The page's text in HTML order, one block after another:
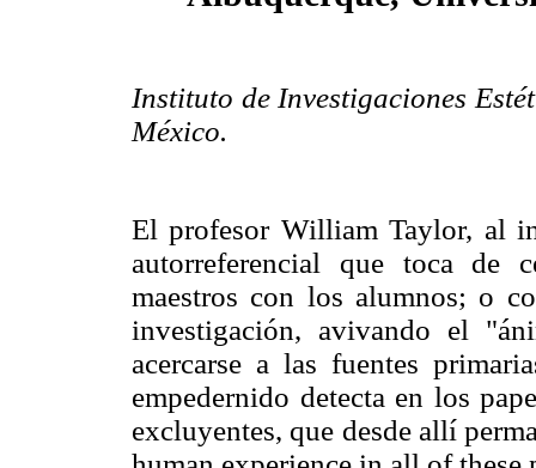
Instituto de Investigaciones
México.
El profesor William Taylor, al
autorreferencial que toca de
maestros con los alumnos; o
investigación, avivando el
acercarse a las fuentes
empedernido detecta en los
excluyentes, que desde allí